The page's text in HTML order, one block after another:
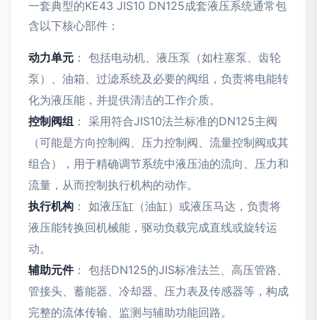
一套典型的KE43 JIS10 DN125成套液压系统通常包
含以下核心部件：
动力单元 ： 包括电动机、液压泵（如柱塞泵、齿轮
泵）、油箱、过滤系统及必要的阀组，负责将电能转
化为液压能，并提供清洁的工作介质。
控制阀组 ： 采用符合JIS10法兰标准的DN125主阀
（可能是方向控制阀、压力控制阀、流量控制阀或其
组合），用于精确调节系统中液压油的流向、压力和
流量，从而控制执行机构的动作。
执行机构 ： 如液压缸（油缸）或液压马达，负责将
液压能转换回机械能，驱动负载完成直线或旋转运
动。
辅助元件： 包括DN125的JIS标准法兰、高压管路、
管接头、蓄能器、冷却器、压力表及传感器等，构成
完整的流体传输、监测与辅助功能回路。